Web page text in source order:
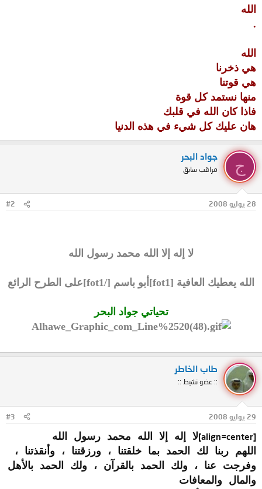
الله
.
الله
هي ذخرنا
هي قوتنا
منها نستمد كل قوة
فاذا كان الله في قلبك
هان عليك كل شيء في هذه الدنيا
ج
جواد البحر
مراقب سابق
28 يوليو 2008 #2
لا إله إلا الله محمد رسول الله
الله يعطيك العافية [fot1]أبو باسم [/fot1]على الطرح الرائع
تحياتي جواد البحر
طاب الخاطر
:: عضو نشيط ::
29 يوليو 2008 #3
[align=center]
لا إله إلا الله محمد رسول الله
اللهم ربنا لك الحمد بما خلقتنا ، ورزقتنا ، وأنقذتنا ،
وفرجت عنا ، ولك الحمد بالقرآن ، ولك الحمد بالأهل
والمال والمعافات